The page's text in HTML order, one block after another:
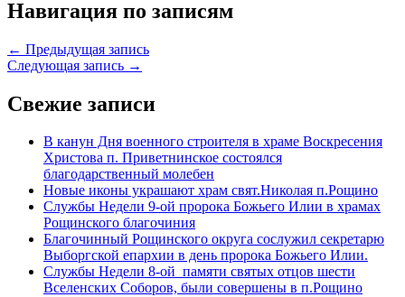
Навигация по записям
← Предыдущая запись
Следующая запись →
Свежие записи
В канун Дня военного строителя в храме Воскресения
Христова п. Приветнинское состоялся
благодарственный молебен
Новые иконы украшают храм свят.Николая п.Рощино
Службы Недели 9-ой пророка Божьего Илии в храмах
Рощинского благочиния
Благочинный Рощинского округа сослужил секретарю
Выборгской епархии в день пророка Божьего Илии.
Службы Недели 8-ой памяти святых отцов шести
Вселенских Соборов, были совершены в п.Рощино